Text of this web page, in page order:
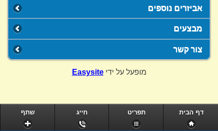
אביזרים נוספים
מבצעים
צור קשר
מופעל על ידיEasysite
שתף חייג תפריט דף הבית